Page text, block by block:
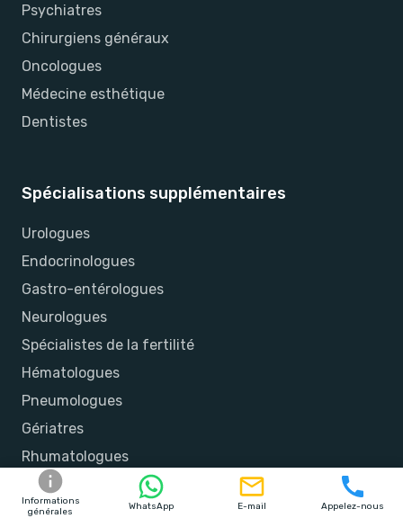
Psychiatres
Chirurgiens généraux
Oncologues
Médecine esthétique
Dentistes
Spécialisations supplémentaires
Urologues
Endocrinologues
Gastro-entérologues
Neurologues
Spécialistes de la fertilité
Hématologues
Pneumologues
Gériatres
Rhumatologues
Chirurgiens vasculaires
Spécialistes de la douleur
Informations
générales
WhatsApp E-mail Appelez-nous